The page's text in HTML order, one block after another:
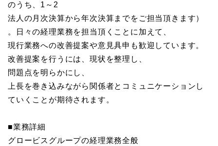
のうち、1～2
法人の月次決算から年次決算までをご担当頂きます）
。日々の経理業務を担当頂くことに加えて、
現行業務への改善提案や意見具申も歓迎しています。
改善提案を行うには、現状を整理し、
問題点を明らかにし、
上長を巻き込みながら関係者とコミュニケーションし
ていくことが期待されます。
■業務詳細
グロービスグループの経理業務全般